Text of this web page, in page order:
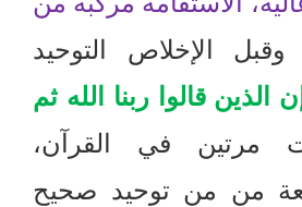
وقبل الإخلاص التوحيد
إن الذين قالوا ربنا الله ثم
مرتين في القرآن،
من من توحيد صحيح